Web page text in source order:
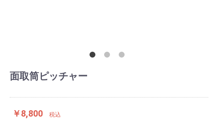
面取筒ピッチャー
￥8,800 税込